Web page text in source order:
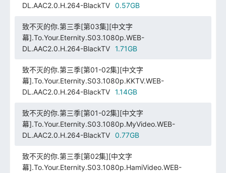
DL.AAC2.0.H.264-BlackTV
0.57GB
致不灭的你.第三季[第03集][中文字
幕].To.Your.Eternity.S03.1080p.WEB-
DL.AAC2.0.H.264-BlackTV
1.71GB
致不灭的你.第三季[第01-02集][中文字
幕].To.Your.Eternity.S03.1080p.KKTV.WEB-
DL.AAC2.0.H.264-BlackTV
1.14GB
致不灭的你.第三季[第01-02集][中文字
幕].To.Your.Eternity.S03.1080p.MyVideo.WEB-
DL.AAC2.0.H.264-BlackTV
0.77GB
致不灭的你.第三季[第02集][中文字
幕].To.Your.Eternity.S03.1080p.HamiVideo.WEB-